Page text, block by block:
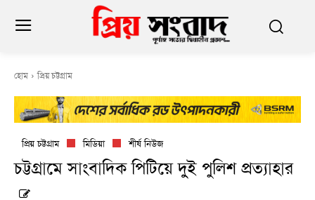
হোম প্রিয় চট্টগ্রাম
প্রিয় চট্টগ্রাম মিডিয়া শীর্ষ নিউজ
চট্টগ্রামে সাংবাদিক পিটিয়ে দুই পুলিশ প্রত্যাহার